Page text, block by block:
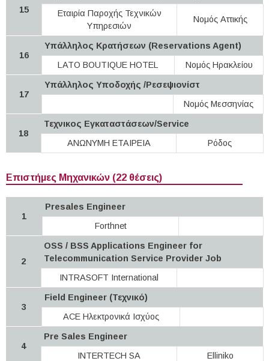
15
Εταιρία Παροχής Τεχνικών
Υπηρεσιών
Νομός Αττικής
16
Υπάλληλος Κρατήσεων (Reservations Agent)
LATO BOUTIQUE HOTEL
Νομός Ηρακλείου
17
Υπάλληλος Υποδοχής /Ρεσεψιονίστ
Νομός Μεσσηνίας
18
Τεχνικος Εγκαταστάσεων/Service
ΑΝΩΝΥΜΗ ΕΤΑΙΡΕΙΑ
Ρόδος
Επιστήμες Μηχανικών (22 θέσεις)
1
Presales Engineer
Forthnet
2
OSS / BSS Applications Engineer for
Telecommunication Service Provider Job
INTRASOFT International
3
Field Engineer (Τεχνικό)
ACE Ηλεκτρονικά Ισχύος
4
Pre Sales Engineer
INTERTECH SA
Elliniko